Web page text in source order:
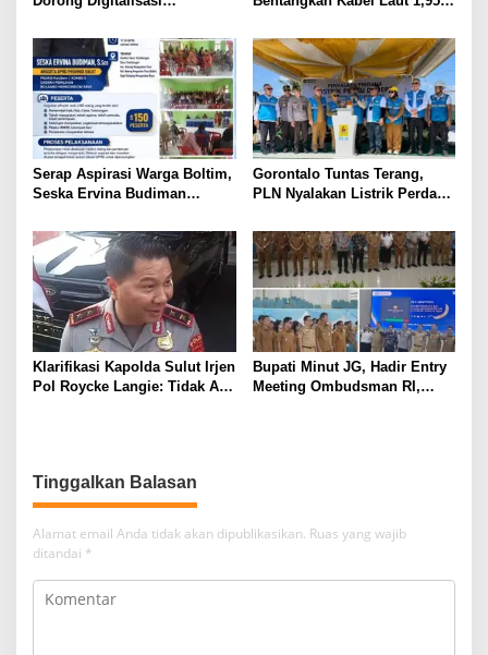
Palu Lewat Program TJSL
Perdana di Pulau Dudepo dan
Tuntaskan 100 Persen Rasio
Desa Berlistrik Provinsi
Gorontalo
Serap Aspirasi Warga Boltim,
Seska Ervina Budiman
Jalan hingga Penguatan
UMKM
Gorontalo Tuntas Terang,
PLN Nyalakan Listrik Perdana
Berlistrik Provinsi Gorontalo
Capai 100 Persen
Klarifikasi Kapolda Sulut Irjen
Pol Roycke Langie: Tidak Ada
Bupati Minut JG, Hadir Entry
Meeting Ombudsman RI,
Tinggalkan Balasan
Alamat email Anda tidak akan dipublikasikan. Ruas yang wajib
ditandai *